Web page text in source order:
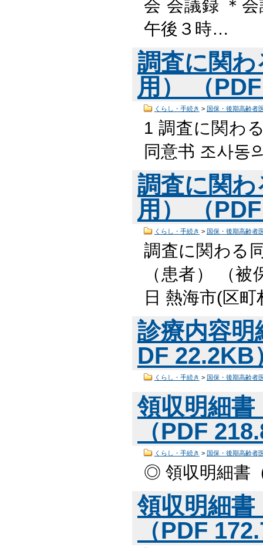
会 会議録 ＊
午後３時…
調査に関わ
用） （
くらし・手続き > 国保・後期高齢者
1 調査に関わ
同意书 조사동
調査に関わ
用） （
くらし・手続き > 国保・後期高齢者
調査に関わる
（患者） （
日 熱海市(区
診療内容
DF
くらし・手続き > 国保・後期高齢者
領収明細
（PDF
くらし・手続き > 国保・後期高齢者
◎ 領収明細書
領収明細
（PDF